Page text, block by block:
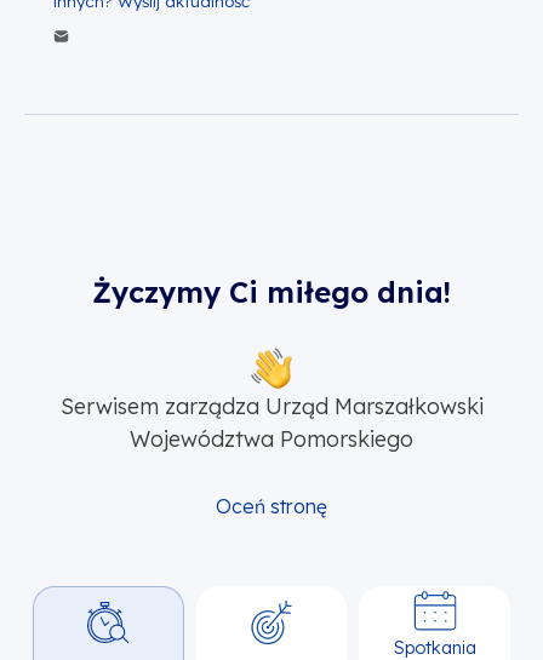
Życzymy Ci miłego dnia!
Serwisem zarządza Urząd Marszałkowski
Województwa Pomorskiego
Oceń stronę
Spotkania